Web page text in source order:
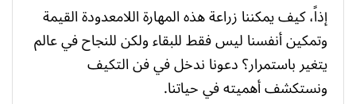
إذاً، كيف يمكننا زراعة هذه المهارة اللامعدودة القيمة
وتمكين أنفسنا ليس فقط للبقاء ولكن للنجاح في عالم
يتغير باستمرار؟ دعونا ندخل في فن التكيف
ونستكشف أهميته في حياتنا.